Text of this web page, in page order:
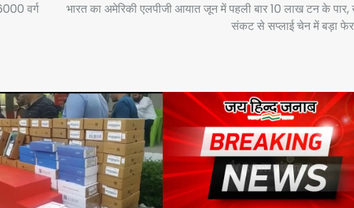
वर्ग
भारत का अमेरिकी एलपीजी आयात जून में पहली बार 10 लाख टन के पार,
संकट से सप्लाई चेन में बड़ा